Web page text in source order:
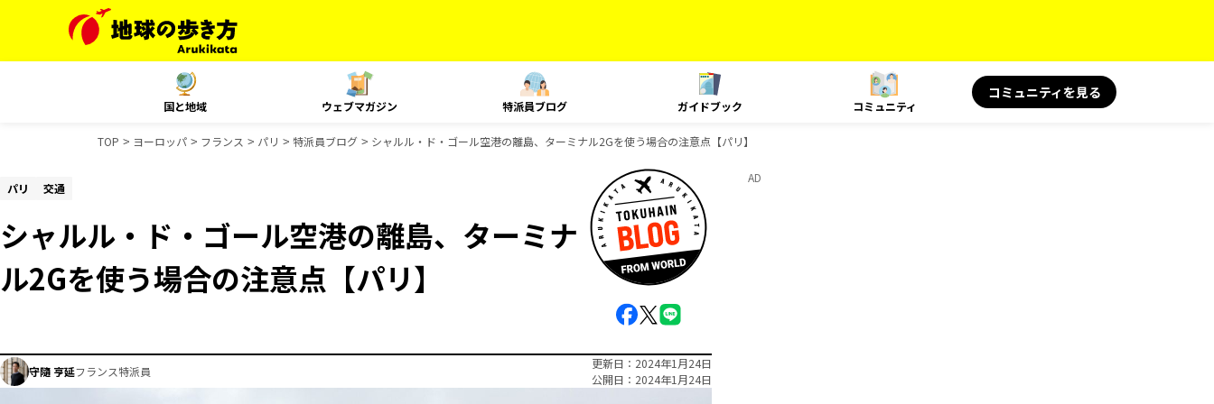
国と地域 ウェブマガジン 特派員ブログ ガイドブック コミュニティ
コミュニティを見る
TOP ヨーロッパ フランス パリ 特派員ブログ シャルル・ド・ゴール空港の離島、ターミナル2Gを使う場合の注意点【パリ】
パリ 交通
シャルル・ド・ゴール空港の離島、ターミナ
ル2Gを使う場合の注意点【パリ】
守隨 亨延フランス特派員
更新日
2024年1月24日
公開日
2024年1月24日
AD